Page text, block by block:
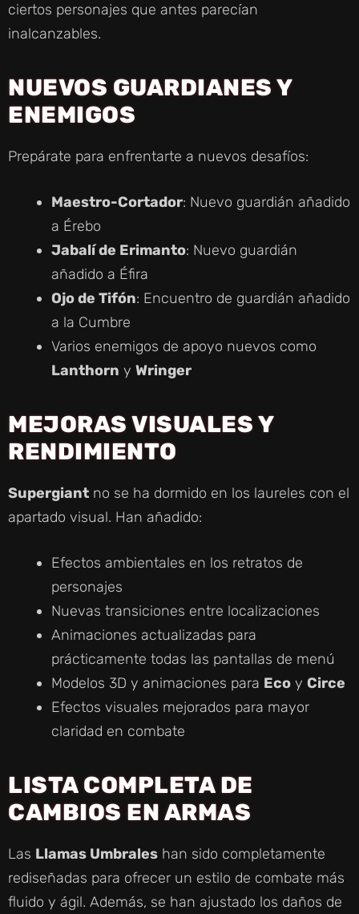
ciertos personajes que antes parecían
inalcanzables.
NUEVOS GUARDIANES Y
ENEMIGOS
Prepárate para enfrentarte a nuevos desafíos:
Maestro-Cortador: Nuevo guardián añadido
a Érebo
Jabalí de Erimanto: Nuevo guardián
añadido a Éfira
Ojo de Tifón: Encuentro de guardián añadido
a la Cumbre
Varios enemigos de apoyo nuevos como
Lanthorn y Wringer
MEJORAS VISUALES Y
RENDIMIENTO
Supergiant no se ha dormido en los laureles con el
apartado visual. Han añadido:
Efectos ambientales en los retratos de
personajes
Nuevas transiciones entre localizaciones
Animaciones actualizadas para
prácticamente todas las pantallas de menú
Modelos 3D y animaciones para Eco y Circe
Efectos visuales mejorados para mayor
claridad en combate
LISTA COMPLETA DE
CAMBIOS EN ARMAS
Las Llamas Umbrales han sido completamente
rediseñadas para ofrecer un estilo de combate más
fluido y ágil. Además, se han ajustado los daños de